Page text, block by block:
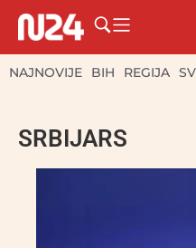
NAJNOVIJE BIH REGIJA
SRBIJARS